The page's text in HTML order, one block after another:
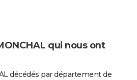
qui nous ont
décédés par département de